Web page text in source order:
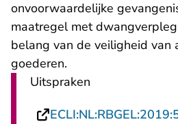
onvoorwaardelijke
maatregel met
belang van de veiligheid van
goederen.
Uitspraken